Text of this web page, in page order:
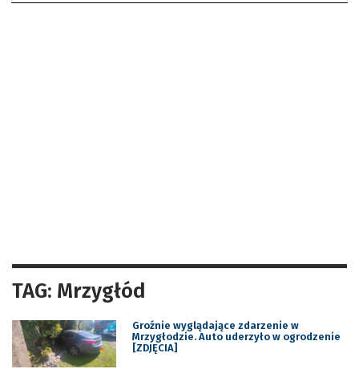
TAG: Mrzygłód
Groźnie wyglądające zdarzenie w
Mrzygłodzie. Auto uderzyło w ogrodzenie
[ZDJĘCIA]